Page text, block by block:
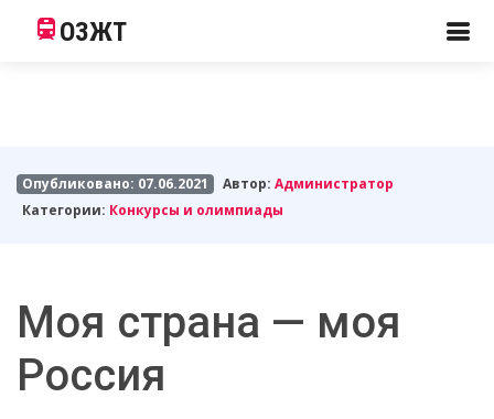
ОЗЖТ
Опубликовано: 07.06.2021 Автор:Администратор
Категории: Конкурсы и олимпиады
Моя страна — моя
Россия